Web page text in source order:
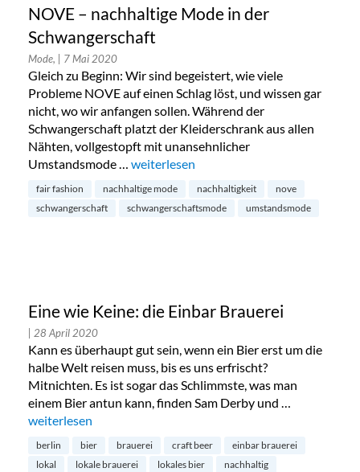
NOVE – nachhaltige Mode in der
Schwangerschaft
Mode, | 7 Mai 2020
Gleich zu Beginn: Wir sind begeistert, wie viele
Probleme NOVE auf einen Schlag löst, und wissen gar
nicht, wo wir anfangen sollen. Während der
Schwangerschaft platzt der Kleiderschrank aus allen
Nähten, vollgestopft mit unansehnlicher
Umstandsmode … „NOVE – nachhaltige Mode in der
weiterlesen
fair fashion nachhaltige mode nachhaltigkeit
nove
schwangerschaft
schwangerschaftsmode umstandsmode
Eine wie Keine: die Einbar Brauerei
| 28 April 2020
Kann es überhaupt gut sein, wenn ein Bier erst um die
halbe Welt reisen muss, bis es uns erfrischt?
Mitnichten. Es ist sogar das Schlimmste, was man
einem Bier antun kann, finden Sam Derby und …
„Eine wie Keine: die Einbar Brauerei“
weiterlesen
berlin bier brauerei craft beer
einbar brauerei
lokal
lokale brauerei lokales bier
nachhaltig